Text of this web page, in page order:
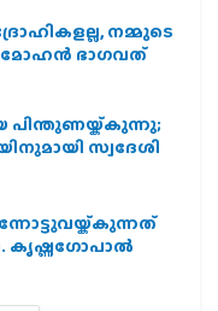
നമ്മുടെ
മോഹന്‍ ഭാഗവത്
പിന്തുണയ്ക്കുന്നു;
സ്വദേശി
കൃഷ്ണഗോപാല്‍